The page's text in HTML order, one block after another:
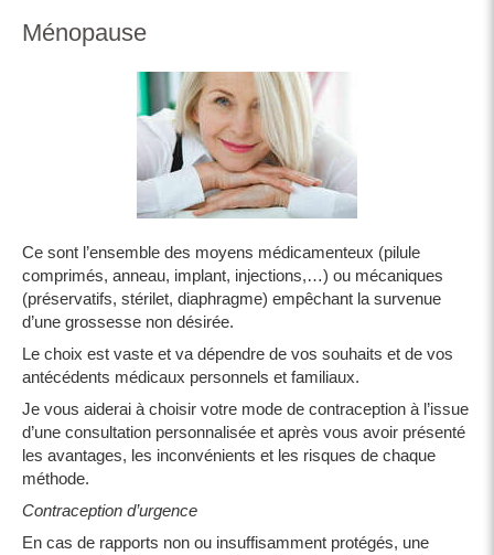
Ménopause
Ce sont l’ensemble des moyens médicamenteux (pilule
comprimés, anneau, implant, injections,…) ou mécaniques
(préservatifs, stérilet, diaphragme) empêchant la survenue
d’une grossesse non désirée.
Le choix est vaste et va dépendre de vos souhaits et de vos
antécédents médicaux personnels et familiaux.
Je vous aiderai à choisir votre mode de contraception à l’issue
d’une consultation personnalisée et après vous avoir présenté
les avantages, les inconvénients et les risques de chaque
méthode.
Contraception d’urgence
En cas de rapports non ou insuffisamment protégés, une